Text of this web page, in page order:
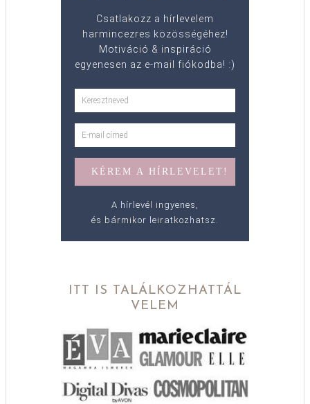
Csatlakozz a hírlevelem
harmincezres közösségéhez!
Motiváció & inspiráció
egyenesen az e-mail fiókodba! :)
A hírlevél ingyenes,
és bármikor leiratkozhatsz.
ITT IS TALÁLKOZHATTÁL
VELEM